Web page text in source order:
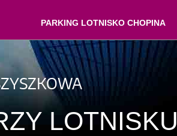
PARKING LOTNISKO CHOPINA
LOTNISKU